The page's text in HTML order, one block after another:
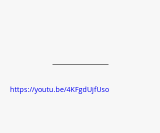
https://youtu.be/4KFgdUjfUso